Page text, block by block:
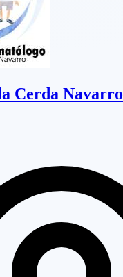
Cerda Navarro